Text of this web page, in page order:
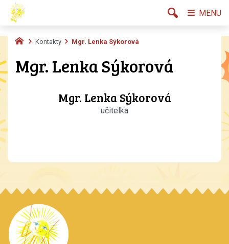
Kontakty Mgr. Lenka Sýkorová
Mgr. Lenka Sýkorová
Mgr. Lenka Sýkorová
učitelka
MENU